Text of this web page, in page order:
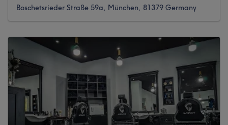
Boschetsrieder Straße 59a, München, 81379 Germany